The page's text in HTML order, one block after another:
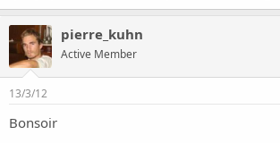
pierre_kuhn
Active Member
13/3/12
Bonsoir